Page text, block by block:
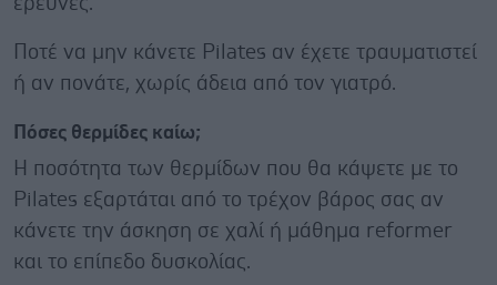
Ποτέ να μην κάνετε Pilates αν έχετε τραυματιστεί
ή αν πονάτε, χωρίς άδεια από τον γιατρό.
Πόσες θερμίδες καίω;
Η ποσότητα των θερμίδων που θα κάψετε με το
Pilates εξαρτάται από το τρέχον βάρος σας αν
κάνετε την άσκηση σε χαλί ή μάθημα reformer
και το επίπεδο δυσκολίας.